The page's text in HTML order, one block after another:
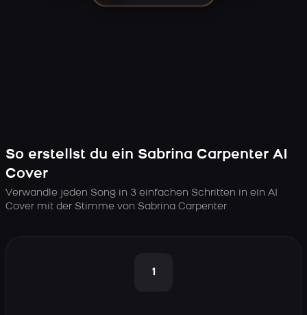
So erstellst du ein Sabrina Carpenter AI
Cover
Verwandle jeden Song in 3 einfachen Schritten in ein AI
Cover mit der Stimme von Sabrina Carpenter
1